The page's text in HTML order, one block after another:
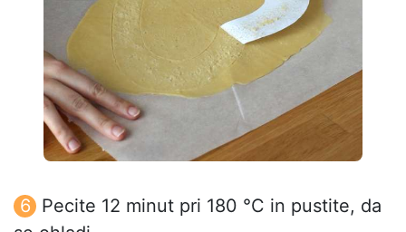
Pecite 12 minut pri 180 °C in pustite, da